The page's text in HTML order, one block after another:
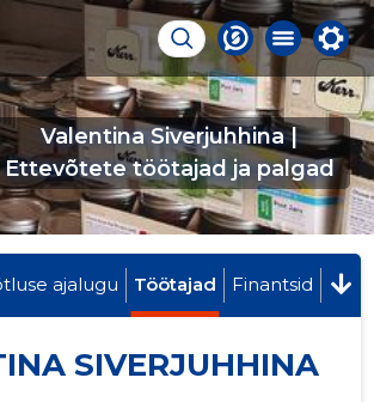
Valentina Siverjuhhina |
Ettevõtete töötajad ja palgad
ajalugu Töötajad Finantsid
SIVERJUHHINA